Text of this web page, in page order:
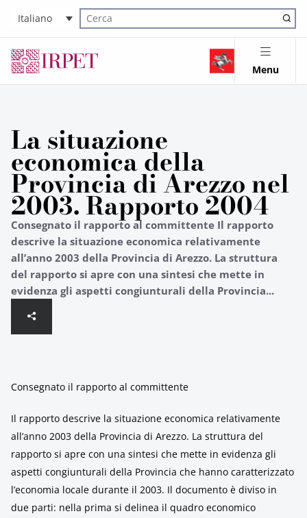
Italiano
Cerca nel sito
Menu
La situazione
economica della
Provincia di Arezzo nel
2003. Rapporto 2004
Consegnato il rapporto al committente Il rapporto
descrive la situazione economica relativamente
all’anno 2003 della Provincia di Arezzo. La struttura
del rapporto si apre con una sintesi che mette in
evidenza gli aspetti congiunturali della Provincia...
Consegnato il rapporto al committente
Il rapporto descrive la situazione economica relativamente
all’anno 2003 della Provincia di Arezzo. La struttura del
rapporto si apre con una sintesi che mette in evidenza gli
aspetti congiunturali della Provincia che hanno caratterizzato
l’economia locale durante il 2003. Il documento è diviso in
due parti: nella prima si delinea il quadro economico